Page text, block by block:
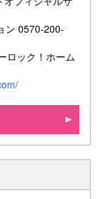
ン 0570-200-
ロック！ホーム